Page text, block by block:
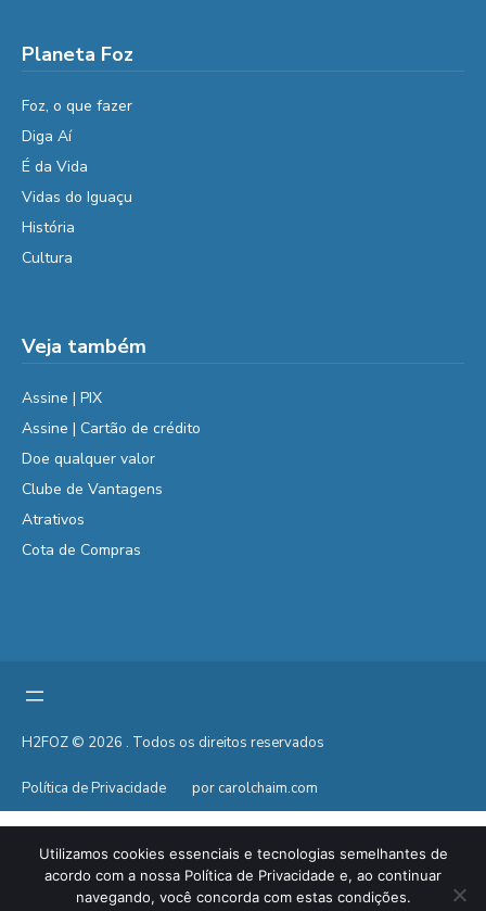
Planeta Foz
Foz, o que fazer
Diga Aí
É da Vida
Vidas do Iguaçu
História
Cultura
Veja também
Assine | PIX
Assine | Cartão de crédito
Doe qualquer valor
Clube de Vantagens
Atrativos
Cota de Compras
H2FOZ © 2026 . Todos os direitos reservados
Política de Privacidade por carolchaim.com
Utilizamos cookies essenciais e tecnologias semelhantes de
acordo com a nossa Política de Privacidade e, ao continuar
navegando, você concorda com estas condições.